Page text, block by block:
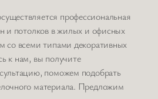
профессиональная
и потолков в жилых и офисных
со всеми типами декоративных
к нам, вы получите
поможем подобрать
материала. Предложим